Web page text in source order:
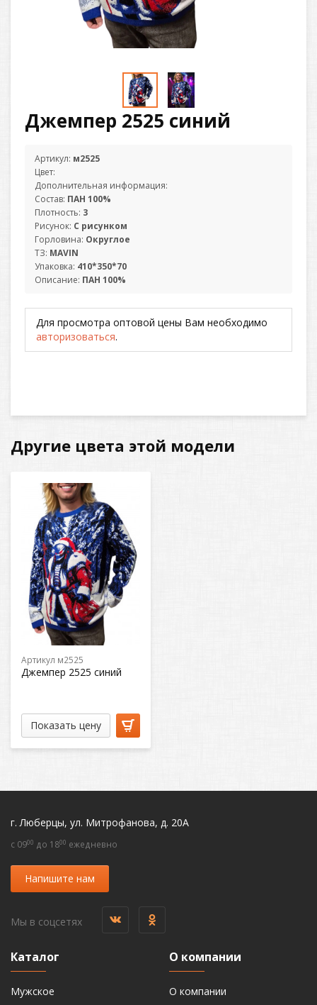
Джемпер 2525 синий
Артикул: м2525
Цвет:
Дополнительная информация:
Состав: ПАН 100%
Плотность: 3
Рисунок: С рисунком
Горловина: Округлое
ТЗ: MAVIN
Упаковка: 410*350*70
Описание: ПАН 100%
Для просмотра оптовой цены Вам необходимо
авторизоваться.
Другие цвета этой модели
Артикул м2525
Джемпер 2525 синий
Показать цену
г. Люберцы, ул. Митрофанова, д. 20А
c 0900 до 1800 ежедневно
Напишите нам
Мы в соцсетях
Каталог
Мужское
О компании
О компании